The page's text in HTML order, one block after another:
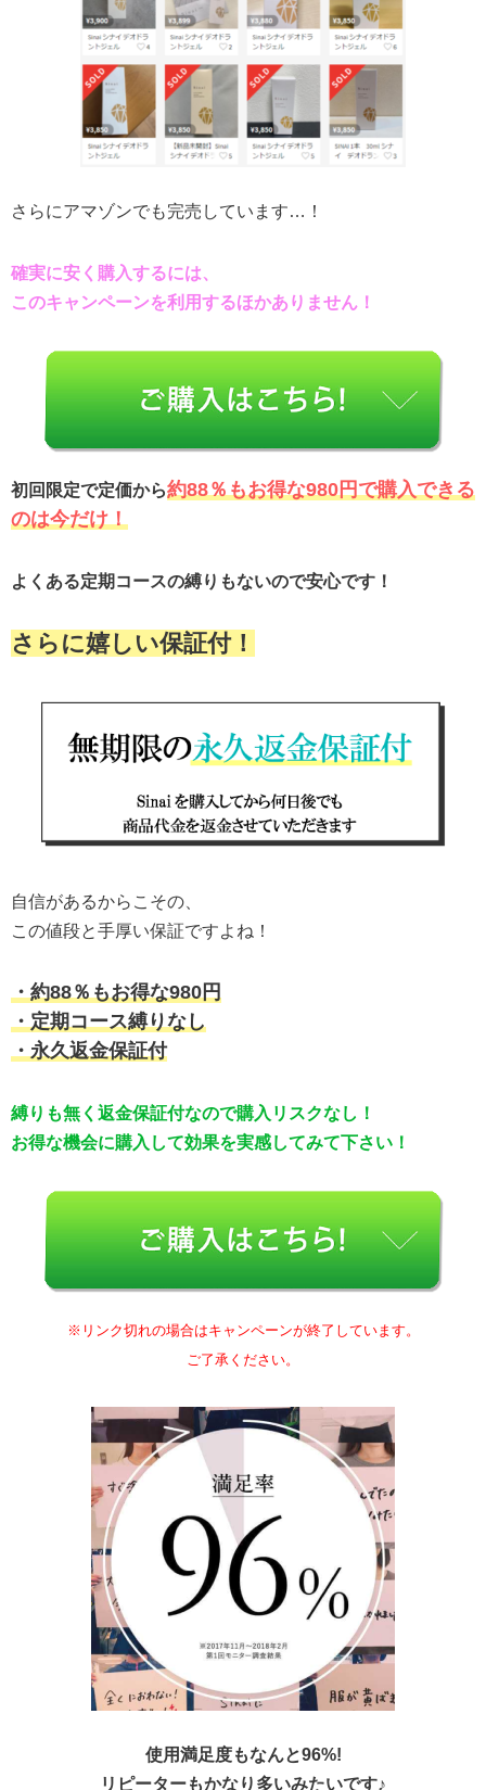
さらにアマゾンでも完売しています…！
確実に安く購入するには、
このキャンペーンを利用するほかありません！
初回限定で定価から約88％もお得な980円で購入できる
のは今だけ！
よくある定期コースの縛りもないので安心です！
さらに嬉しい保証付！
自信があるからこその、
この値段と手厚い保証ですよね！
・約88％もお得な980円
・定期コース縛りなし
・永久返金保証付
縛りも無く返金保証付なので購入リスクなし！
お得な機会に購入して効果を実感してみて下さい！
※リンク切れの場合はキャンペーンが終了しています。
ご了承ください。
使用満足度もなんと96%!
リピーターもかなり多いみたいです♪